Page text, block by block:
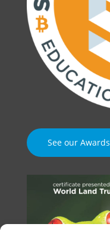
See our Awards